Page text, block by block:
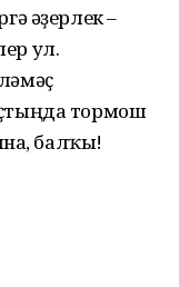
әҙерлек –
ул.
тормош
балҡы!